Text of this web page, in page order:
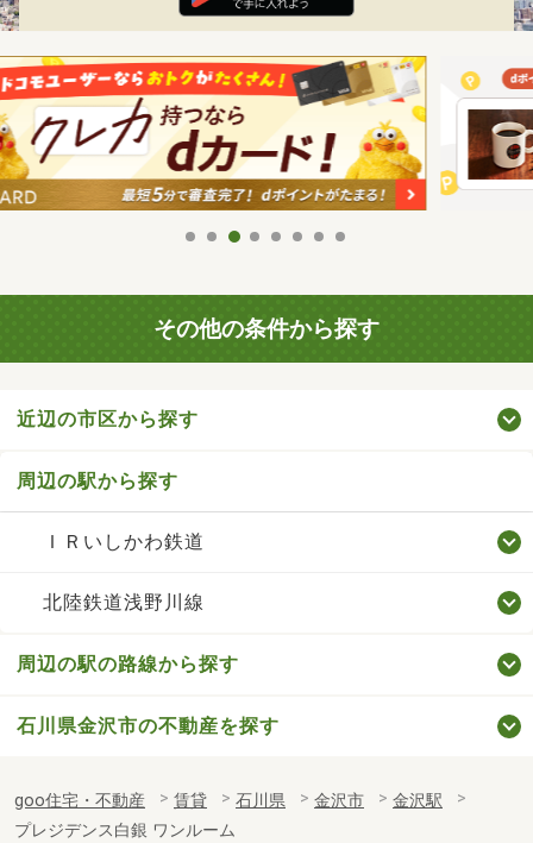
その他の条件から探す
近辺の市区から探す
周辺の駅から探す
ＩＲいしかわ鉄道
北陸鉄道浅野川線
周辺の駅の路線から探す
石川県金沢市の不動産を探す
goo住宅・不動産 賃貸 石川県 金沢市
金沢駅
プレジデンス白銀 ワンルーム